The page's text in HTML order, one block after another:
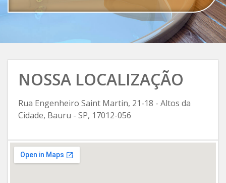
NOSSA LOCALIZAÇÃO
Rua Engenheiro Saint Martin, 21-18 - Altos da
Cidade, Bauru - SP, 17012-056